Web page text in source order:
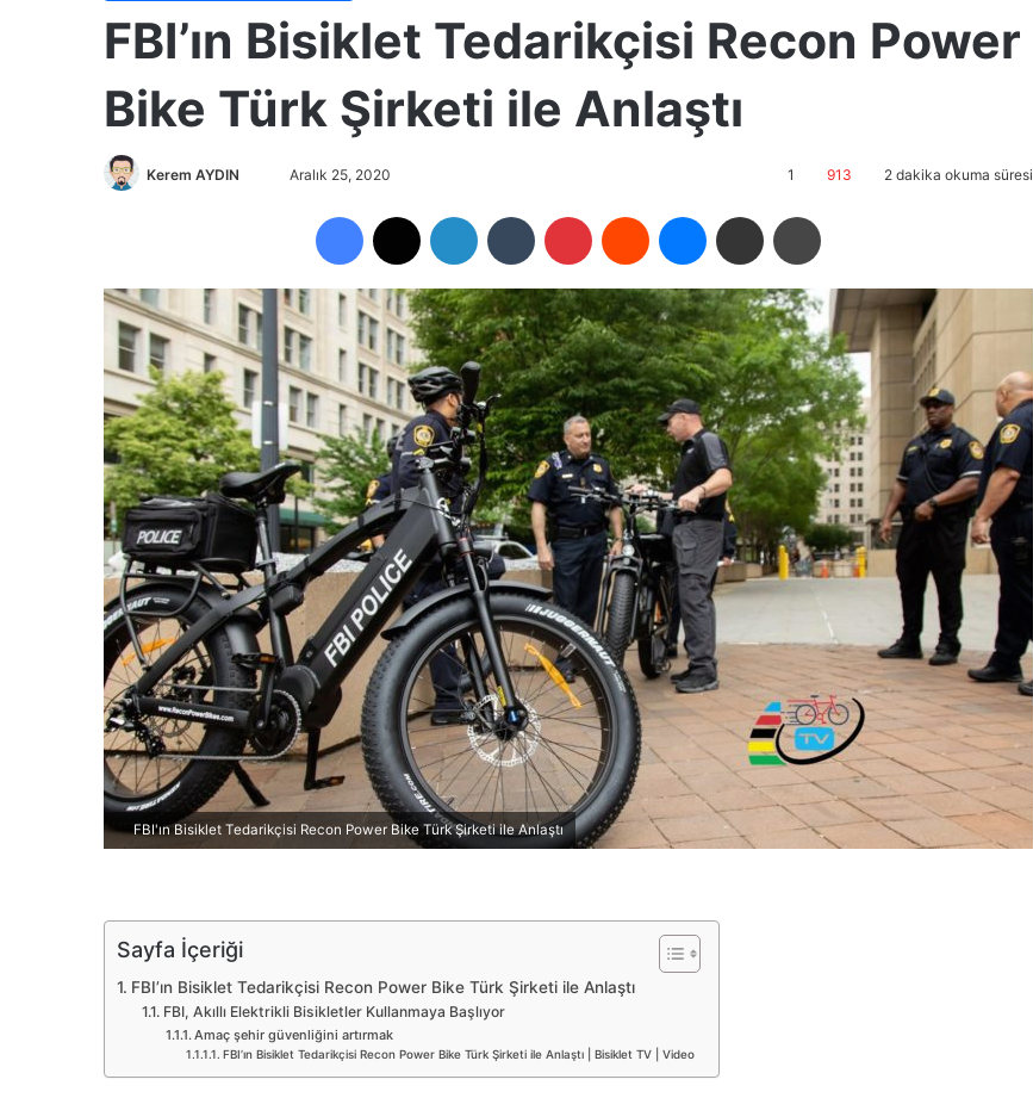
FBI’ın Bisiklet Tedarikçisi Recon Power
Bike Türk Şirketi ile Anlaştı
Kerem AYDIN
-
p
o
s
t
g
ö
n
d
e
r
m
e
k
Aralık 25, 2020 1 913 2 dakika okuma süresi
FBI'ın Bisiklet Tedarikçisi Recon Power Bike Türk Şirketi ile Anlaştı
Sayfa İçeriği
FBI’ın Bisiklet Tedarikçisi Recon Power Bike Türk Şirketi ile Anlaştı
FBI, Akıllı Elektrikli Bisikletler Kullanmaya Başlıyor
Amaç şehir güvenliğini artırmak
FBI’ın Bisiklet Tedarikçisi Recon Power Bike Türk Şirketi ile Anlaştı | Bisiklet TV | Video